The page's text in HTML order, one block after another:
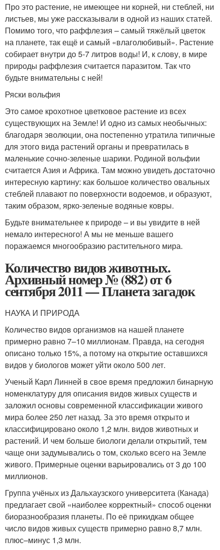
Про это растение, не имеющее ни корней, ни стеблей, ни
листьев, мы уже рассказывали в одной из наших статей.
Помимо того, что раффлезия – самый тяжёлый цветок
на планете, так ещё и самый «влаголюбивый». Растение
собирает внутри до 5-7 литров воды! И, к слову, в мире
природы раффлезия считается паразитом. Так что
будьте внимательны с ней!
Ряски вольфия
Это самое крохотное цветковое растение из всех
существующих на Земле! И одно из самых необычных:
благодаря эволюции, она постепенно утратила типичные
для этого вида растений органы и превратилась в
маленькие сочно-зеленые шарики. Родиной вольфии
считается Азия и Африка. Там можно увидеть достаточно
интересную картину: как большое количество овальных
стеблей плавают по поверхности водоемов, и образуют,
таким образом, ярко-зеленые водяные ковры.
Будьте внимательнее к природе – и вы увидите в ней
немало интересного! А мы не меньше вашего
поражаемся многообразию растительного мира.
Количество видов животных.
Архивный номер № (882) от 6
сентября 2011 — Планета загадок
НАУКА И ПРИРОДА
Количество видов организмов на нашей планете
примерно равно 7–10 миллионам. Правда, на сегодня
описано только 15%, а потому на открытие оставшихся
видов у биологов может уйти около 500 лет.
Ученый Карл Линней в свое время предложил бинарную
номенклатуру для описания видов живых существ и
заложил основы современной классификации живого
мира более 250 лет назад. За это время открыто и
классифицировано около 1,2 млн. видов животных и
растений. И чем больше биологи делали открытий, тем
чаще они задумывались о том, сколько всего на Земле
живого. Примерные оценки варьировались от 3 до 100
миллионов.
Группа учёных из Дальхаузского университета (Канада)
предлагает свой «наиболее корректный» способ оценки
биоразнообразия планеты. По её прикидкам общее
число видов живых существ примерно равно 8,7 млн.
плюс–минус 1,3 млн.